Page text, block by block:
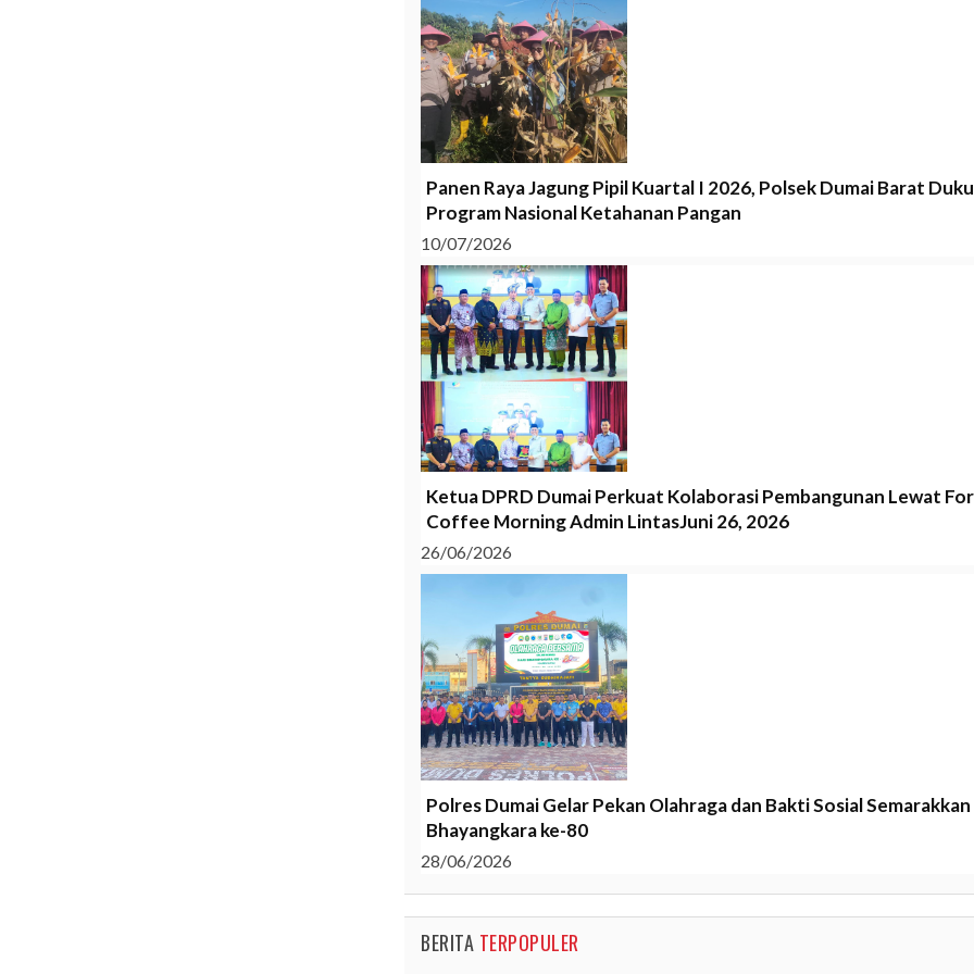
Panen Raya Jagung Pipil Kuartal I 2026, Polsek Dumai Barat
Program Nasional Ketahanan Pangan
10/07/2026
Ketua DPRD Dumai Perkuat Kolaborasi Pembangunan Lewat
Coffee Morning Admin LintasJuni 26, 2026
26/06/2026
Polres Dumai Gelar Pekan Olahraga dan Bakti Sosial
Bhayangkara ke-80
28/06/2026
BERITA TERPOPULER